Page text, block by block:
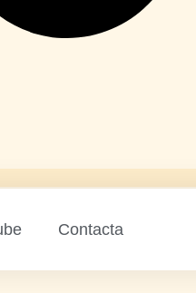
Contacta